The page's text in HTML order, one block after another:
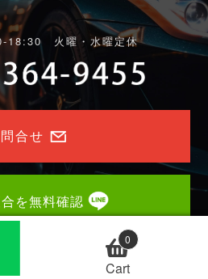
18:30 火曜・水曜定休
合せ
を無料確認
Cart
0